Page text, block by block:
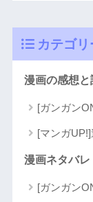
カテゴリ
漫画の感想と
[ガンガン
[マンガ
漫画ネタバレ
[ガンガン